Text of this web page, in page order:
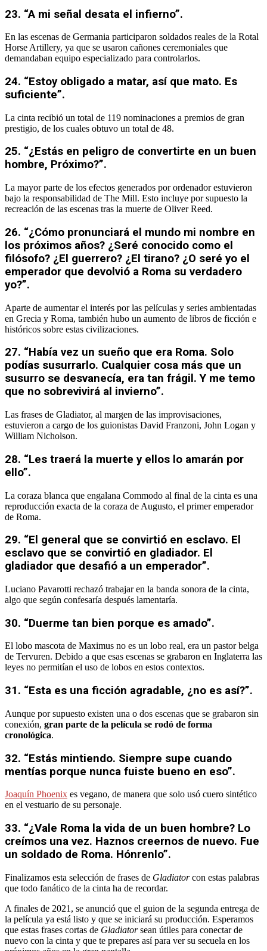
23. “A mi señal desata el infierno”.
En las escenas de Germania participaron soldados reales de la Rotal
Horse Artillery, ya que se usaron cañones ceremoniales que
demandaban equipo especializado para controlarlos.
24. “Estoy obligado a matar, así que mato. Es
suficiente”.
La cinta recibió un total de 119 nominaciones a premios de gran
prestigio, de los cuales obtuvo un total de 48.
25. “¿Estás en peligro de convertirte en un buen
hombre, Próximo?”.
La mayor parte de los efectos generados por ordenador estuvieron
bajo la responsabilidad de The Mill. Esto incluye por supuesto la
recreación de las escenas tras la muerte de Oliver Reed.
26. “¿Cómo pronunciará el mundo mi nombre en
los próximos años? ¿Seré conocido como el
filósofo? ¿El guerrero? ¿El tirano? ¿O seré yo el
emperador que devolvió a Roma su verdadero
yo?”.
Aparte de aumentar el interés por las películas y series ambientadas
en Grecia y Roma, también hubo un aumento de libros de ficción e
históricos sobre estas civilizaciones.
27. “Había vez un sueño que era Roma. Solo
podías susurrarlo. Cualquier cosa más que un
susurro se desvanecía, era tan frágil. Y me temo
que no sobrevivirá al invierno”.
Las frases de Gladiator, al margen de las improvisaciones,
estuvieron a cargo de los guionistas David Franzoni, John Logan y
William Nicholson.
28. “Les traerá la muerte y ellos lo amarán por
ello”.
La coraza blanca que engalana Commodo al final de la cinta es una
reproducción exacta de la coraza de Augusto, el primer emperador
de Roma.
29. “El general que se convirtió en esclavo. El
esclavo que se convirtió en gladiador. El
gladiador que desafió a un emperador”.
Luciano Pavarotti rechazó trabajar en la banda sonora de la cinta,
algo que según confesaría después lamentaría.
30. “Duerme tan bien porque es amado”.
El lobo mascota de Maximus no es un lobo real, era un pastor belga
de Tervuren. Debido a que esas escenas se grabaron en Inglaterra las
leyes no permitían el uso de lobos en estos contextos.
31. “Esta es una ficción agradable, ¿no es así?”.
Aunque por supuesto existen una o dos escenas que se grabaron sin
conexión, gran parte de la película se rodó de forma
cronológica.
32. “Estás mintiendo. Siempre supe cuando
mentías porque nunca fuiste bueno en eso”.
Joaquín Phoenix es vegano, de manera que solo usó cuero sintético
en el vestuario de su personaje.
33. “¿Vale Roma la vida de un buen hombre? Lo
creímos una vez. Haznos creernos de nuevo. Fue
un soldado de Roma. Hónrenlo”.
Finalizamos esta selección de frases de Gladiatorcon estas palabras
que todo fanático de la cinta ha de recordar.
A finales de 2021, se anunció que el guion de la segunda entrega de
la película ya está listo y que se iniciará su producción. Esperamos
que estas frases cortas de Gladiatorsean útiles para conectar de
nuevo con la cinta y que te prepares así para ver su secuela en los